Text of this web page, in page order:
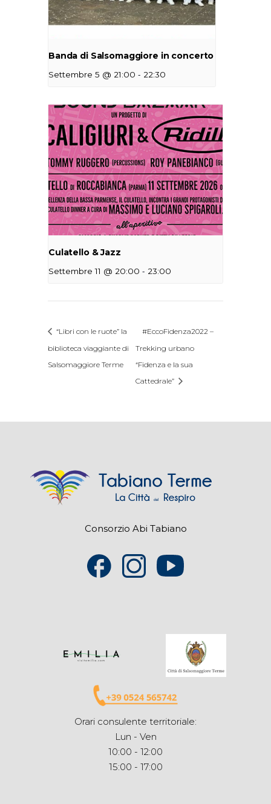
Banda di Salsomaggiore in concerto
Settembre 5 @ 21:00 - 22:30
Culatello & Jazz
Settembre 11 @ 20:00 - 23:00
“Libri con le ruote” la
biblioteca viaggiante di
Salsomaggiore Terme
#EccoFidenza2022 –
Trekking urbano
“Fidenza e la sua
Cattedrale”
Consorzio Abi Tabiano
Orari consulente territoriale:
Lun - Ven
10:00 - 12:00
15:00 - 17:00